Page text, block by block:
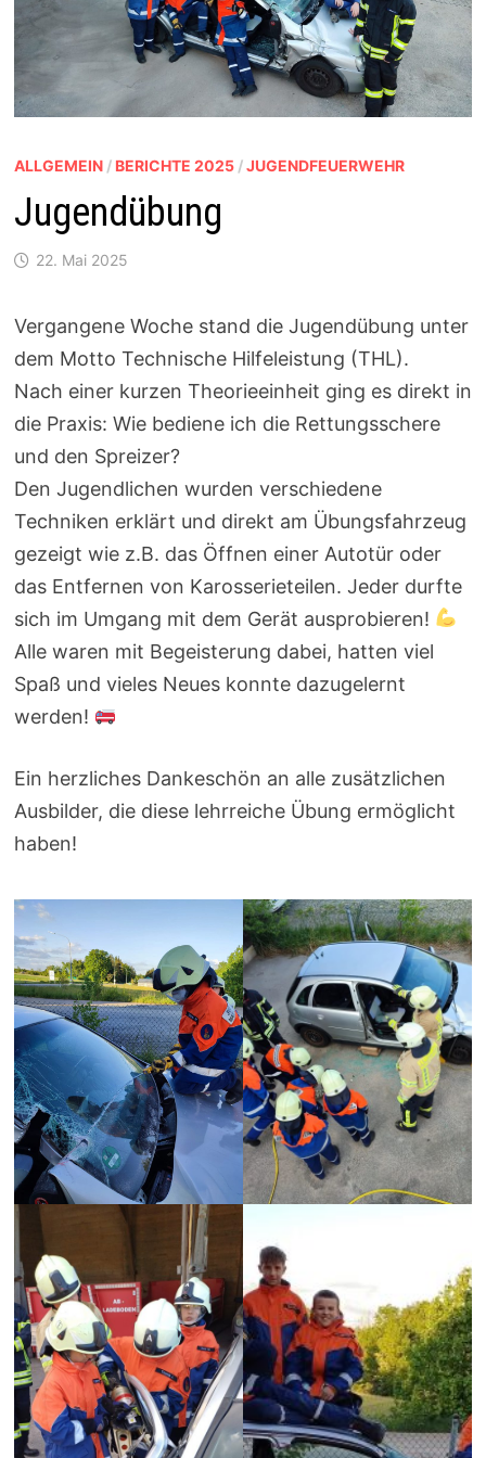
ALLGEMEIN/ BERICHTE 2025/JUGENDFEUERWEHR
Jugendübung
22. Mai 2025
Vergangene Woche stand die Jugendübung unter
dem Motto Technische Hilfeleistung (THL).
Nach einer kurzen Theorieeinheit ging es direkt in
die Praxis: Wie bediene ich die Rettungsschere
und den Spreizer?
Den Jugendlichen wurden verschiedene
Techniken erklärt und direkt am Übungsfahrzeug
gezeigt wie z.B. das Öffnen einer Autotür oder
das Entfernen von Karosserieteilen. Jeder durfte
sich im Umgang mit dem Gerät ausprobieren!
Alle waren mit Begeisterung dabei, hatten viel
Spaß und vieles Neues konnte dazugelernt
werden!
Ein herzliches Dankeschön an alle zusätzlichen
Ausbilder, die diese lehrreiche Übung ermöglicht
haben!